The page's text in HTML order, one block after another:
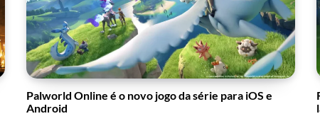
Palworld Online é o novo jogo da série para iOS e
Android